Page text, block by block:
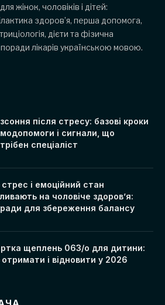
жінок, чоловіків і дітей:
здоров’я, перша допомога,
дієти та фізична
поради лікарів українською мовою.
після стресу: базові кроки
і сигнали, що
спеціаліст
стрес і емоційний стан
на чоловіче здоров’я:
для збереження балансу
щеплень 063/о для дитини:
отримати і відновити у 2026